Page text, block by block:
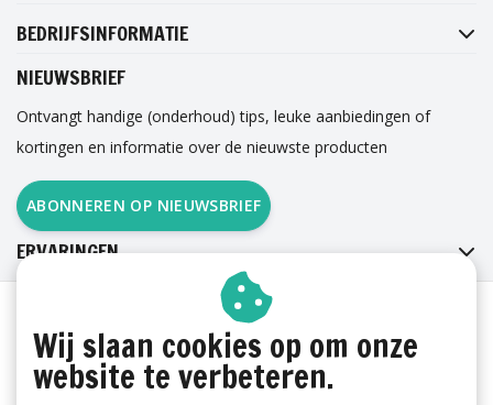
BEDRIJFSINFORMATIE
NIEUWSBRIEF
Ontvangt handige (onderhoud) tips, leuke aanbiedingen of
kortingen en informatie over de nieuwste producten
ABONNEREN OP NIEUWSBRIEF
ERVARINGEN
Wij slaan cookies op om onze
website te verbeteren.